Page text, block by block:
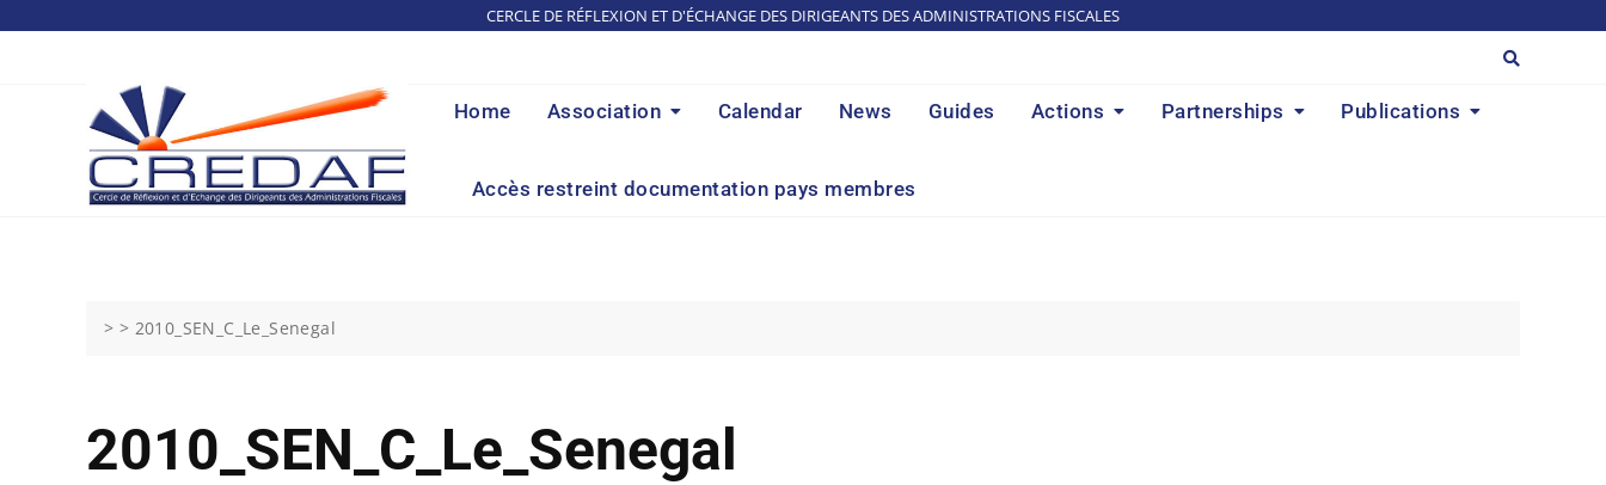
CERCLE DE RÉFLEXION ET D'ÉCHANGE DES DIRIGEANTS DES ADMINISTRATIONS FISCALES
Home Association Calendar News Guides Actions Partnerships Publications
Accès restreint documentation pays membres
> > 2010_SEN_C_Le_Senegal
2010_SEN_C_Le_Senegal